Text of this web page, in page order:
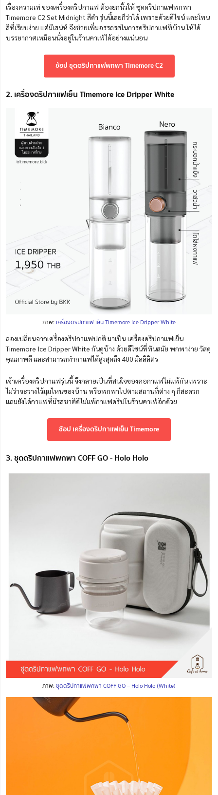
เรื่องความเท่ ของเครื่องดริปกาแฟ ต้องยกนิ้วให้ ชุดดริปกาแฟพกพา
Timemore C2 Set Midnight สีดำ รุ่นนี้เลยก็ว่าได้ เพราะด้วยดีไซน์ และโทน
สีที่เรียบง่าย แต่มีเสน่ห์ จึงช่วยเพิ่มอรรถรสในการดริปกาแฟที่บ้าน ให้ได้
บรรยากาศเหมือนนั่งอยู่ในร้านคาเฟ่ได้อย่างแน่นอน
ช้อป ชุดดริปกาแฟพกพา Timemore C2
2. เครื่องดริปกาแฟเย็น Timemore Ice Dripper White
ภาพ: เครื่องดริปกาแฟ เย็น Timemore Ice Dripper White
ลองเปลี่ยนจากเครื่องดริปกาแฟปกติ มาเป็น เครื่องดริปกาแฟเย็น
Timemore Ice Dripper White กันดูบ้าง ด้วยดีไซน์ที่ทันสมัย พกพาง่าย วัสดุ
คุณภาพดี และสามารถทำกาแฟได้สูงสุดถึง 400 มิลลิลิตร
เจ้าเครื่องดริปกาแฟรุ่นนี้ จึงกลายเป็นที่สนใจของคอกาแฟไม่แพ้กัน เพราะ
ไม่ว่าจะวางไว้มุมไหนของบ้าน หรือพกพาไปตามสถานที่ต่าง ๆ ก็สะดวก
แถมยังได้กาแฟที่มีรสชาติดีไม่แพ้กาแฟดริปในร้านคาเฟ่อีกด้วย
ช้อป เครื่องดริปกาแฟเย็น Timemore
3. ชุดดริปกาแฟพกพา COFF GO - Holo Holo
ภาพ:ชุดดริปกาแฟพกพา COFF GO – Holo Holo (White)